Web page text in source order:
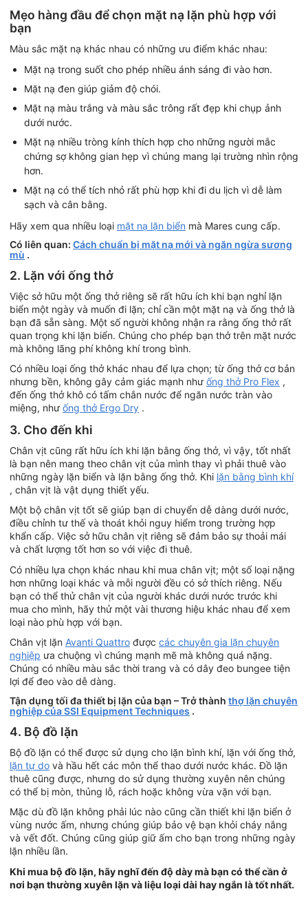
Mẹo hàng đầu để chọn mặt nạ lặn phù hợp với
bạn
Màu sắc mặt nạ khác nhau có những ưu điểm khác nhau:
Mặt nạ trong suốt cho phép nhiều ánh sáng đi vào hơn.
Mặt nạ đen giúp giảm độ chói.
Mặt nạ màu trắng và màu sắc trông rất đẹp khi chụp ảnh
dưới nước.
Mặt nạ nhiều tròng kính thích hợp cho những người mắc
chứng sợ không gian hẹp vì chúng mang lại trường nhìn rộng
hơn.
Mặt nạ có thể tích nhỏ rất phù hợp khi đi du lịch vì dễ làm
sạch và cân bằng.
Hãy xem qua nhiều loại mặt nạ lặn biển mà Mares cung cấp.
Có liên quan: Cách chuẩn bị mặt nạ mới và ngăn ngừa sương
mù .
2. Lặn với ống thở
Việc sở hữu một ống thở riêng sẽ rất hữu ích khi bạn nghỉ lặn
biển một ngày và muốn đi lặn; chỉ cần một mặt nạ và ống thở là
bạn đã sẵn sàng. Một số người không nhận ra rằng ống thở rất
quan trọng khi lặn biển. Chúng cho phép bạn thở trên mặt nước
mà không lãng phí không khí trong bình.
Có nhiều loại ống thở khác nhau để lựa chọn; từ ống thở cơ bản
nhưng bền, không gây cảm giác mạnh như ống thở Pro Flex ,
đến ống thở khô có tấm chắn nước để ngăn nước tràn vào
miệng, như ống thở Ergo Dry .
3. Cho đến khi
Chân vịt cũng rất hữu ích khi lặn bằng ống thở, vì vậy, tốt nhất
là bạn nên mang theo chân vịt của mình thay vì phải thuê vào
những ngày lặn biển và lặn bằng ống thở. Khi lặn bằng bình khí
, chân vịt là vật dụng thiết yếu.
Một bộ chân vịt tốt sẽ giúp bạn di chuyển dễ dàng dưới nước,
điều chỉnh tư thế và thoát khỏi nguy hiểm trong trường hợp
khẩn cấp. Việc sở hữu chân vịt riêng sẽ đảm bảo sự thoải mái
và chất lượng tốt hơn so với việc đi thuê.
Có nhiều lựa chọn khác nhau khi mua chân vịt; một số loại nặng
hơn những loại khác và mỗi người đều có sở thích riêng. Nếu
bạn có thể thử chân vịt của người khác dưới nước trước khi
mua cho mình, hãy thử một vài thương hiệu khác nhau để xem
loại nào phù hợp với bạn.
Chân vịt lặn Avanti Quattro được các chuyên gia lặn chuyên
nghiệp ưa chuộng vì chúng mạnh mẽ mà không quá nặng.
Chúng có nhiều màu sắc thời trang và có dây đeo bungee tiện
lợi để đeo vào dễ dàng.
Tận dụng tối đa thiết bị lặn của bạn – Trở thành thợ lặn chuyên
nghiệp của SSI Equipment Techniques .
4. Bộ đồ lặn
Bộ đồ lặn có thể được sử dụng cho lặn bình khí, lặn với ống thở,
lặn tự do và hầu hết các môn thể thao dưới nước khác. Đồ lặn
thuê cũng được, nhưng do sử dụng thường xuyên nên chúng
có thể bị mòn, thủng lỗ, rách hoặc không vừa vặn với bạn.
Mặc dù đồ lặn không phải lúc nào cũng cần thiết khi lặn biển ở
vùng nước ấm, nhưng chúng giúp bảo vệ bạn khỏi cháy nắng
và vết đốt. Chúng cũng giúp giữ ấm cho bạn trong những ngày
lặn nhiều lần.
Khi mua bộ đồ lặn, hãy nghĩ đến độ dày mà bạn có thể cần ở
nơi bạn thường xuyên lặn và liệu loại dài hay ngắn là tốt nhất.